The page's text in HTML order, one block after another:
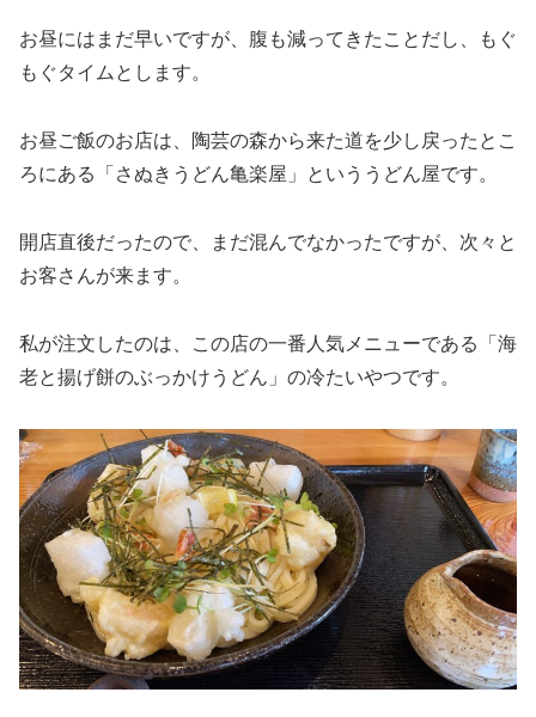
お昼にはまだ早いですが、腹も減ってきたことだし、もぐ
もぐタイムとします。
お昼ご飯のお店は、陶芸の森から来た道を少し戻ったとこ
ろにある「さぬきうどん亀楽屋」といううどん屋です。
開店直後だったので、まだ混んでなかったですが、次々と
お客さんが来ます。
私が注文したのは、この店の一番人気メニューである「海
老と揚げ餅のぶっかけうどん」の冷たいやつです。